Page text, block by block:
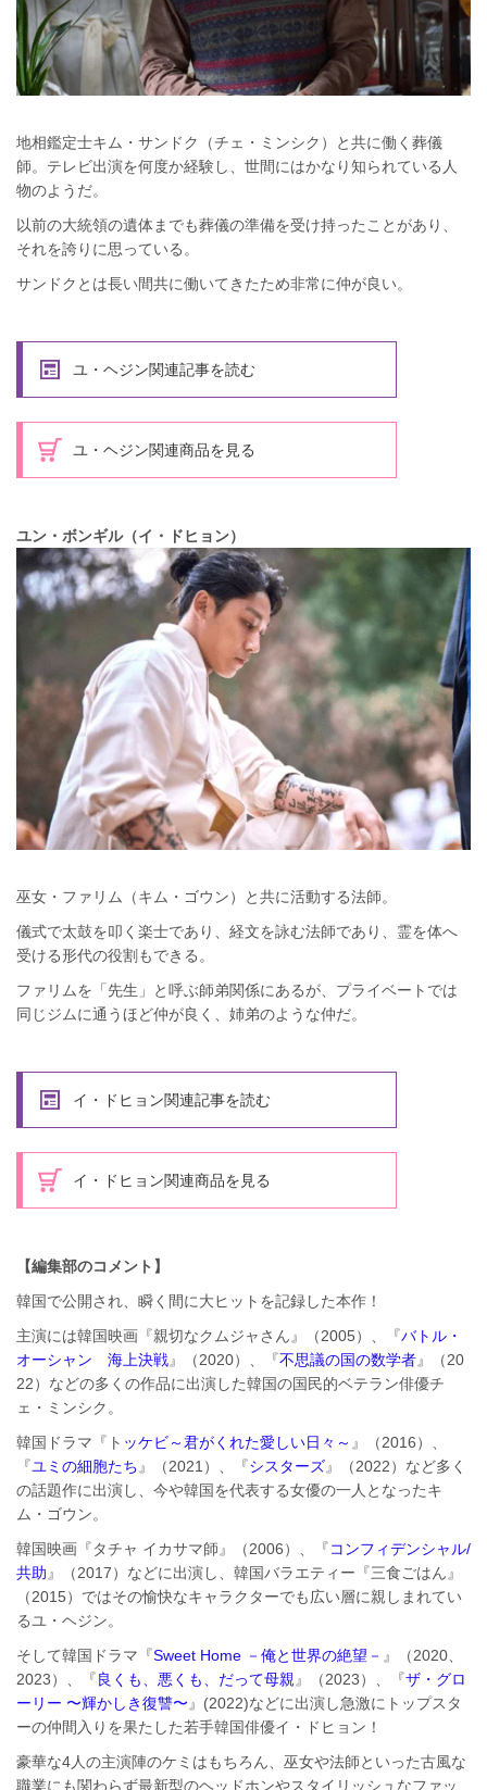
地相鑑定士キム・サンドク（チェ・ミンシク）と共に働く葬儀
師。テレビ出演を何度か経験し、世間にはかなり知られている人
物のようだ。
以前の大統領の遺体までも葬儀の準備を受け持ったことがあり、
それを誇りに思っている。
サンドクとは長い間共に働いてきたため非常に仲が良い。
ユ・ヘジン関連記事を読む
ユ・ヘジン関連商品を見る
ユン・ボンギル（イ・ドヒョン）
巫女・ファリム（キム・ゴウン）と共に活動する法師。
儀式で太鼓を叩く楽士であり、経文を詠む法師であり、霊を体へ
受ける形代の役割もできる。
ファリムを「先生」と呼ぶ師弟関係にあるが、プライベートでは
同じジムに通うほど仲が良く、姉弟のような仲だ。
イ・ドヒョン関連記事を読む
イ・ドヒョン関連商品を見る
【編集部のコメント】
韓国で公開され、瞬く間に大ヒットを記録した本作！
主演には韓国映画『親切なクムジャさん』（2005）、『バトル・
オーシャン 海上決戦』（2020）、『不思議の国の数学者』（20
22）などの多くの作品に出演した韓国の国民的ベテラン俳優チ
ェ・ミンシク。
韓国ドラマ『ト ッケビ～君がくれた愛しい日々～ 』（2016）、
『ユミの細胞たち 』（2021）、『シスターズ』（2022）など多く
の話題作に出演し、今や韓国を代表する女優の一人となったキ
ム・ゴウン。
韓国映画『タチャ イカサマ師』（2006）、『コンフィデンシャル/
共助 』（2017）などに出演し、韓国バラエティー『三食ごはん』
（2015）ではその愉快なキャラクターでも広い層に親しまれてい
るユ・ヘジン。
そして韓国ドラマ『Sweet Home －俺と世界の絶望－ 』（2020、
2023）、『良くも、悪くも、だって母親 』（2023）、『ザ・グロ
ーリー 〜輝かしき復讐〜 』(2022)などに出演し急激にトップスタ
ーの仲間入りを果たした若手韓国俳優イ・ドヒョン！
豪華な4人の主演陣のケミはもちろん、巫女や法師といった古風な
職業にも関わらず最新型のヘッドホンやスタイリッシュなファッ